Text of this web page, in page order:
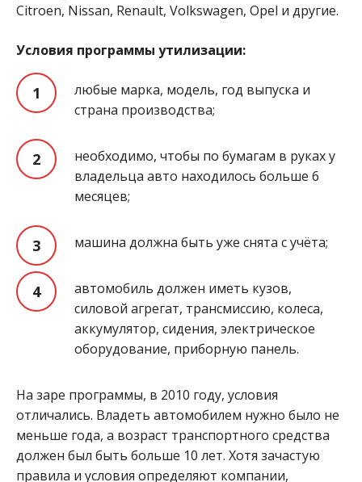
Citroen, Nissan, Renault, Volkswagen, Opel и другие.
Условия программы утилизации:
любые марка, модель, год выпуска и
страна производства;
необходимо, чтобы по бумагам в руках у
владельца авто находилось больше 6
месяцев;
машина должна быть уже снята с учёта;
автомобиль должен иметь кузов,
силовой агрегат, трансмиссию, колеса,
аккумулятор, сидения, электрическое
оборудование, приборную панель.
На заре программы, в 2010 году, условия
отличались. Владеть автомобилем нужно было не
меньше года, а возраст транспортного средства
должен был быть больше 10 лет. Хотя зачастую
правила и условия определяют компании,